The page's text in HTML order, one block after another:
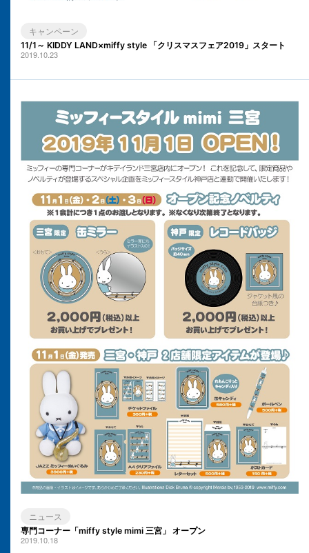
キャンペーン
11/1～ KIDDY LAND×miffy style 「クリスマスフェア2019」スタート
2019.10.23
ニュース
専門コーナー「miffy style mimi 三宮」 オープン
2019.10.18